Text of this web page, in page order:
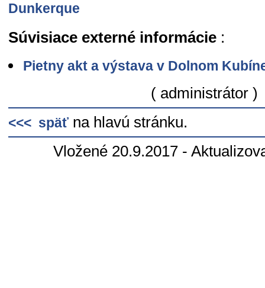
Dunkerque
Súvisiace externé informácie :
Pietny akt a výstava v Dolnom
( administrátor )
<<< späť na hlavú stránku.
Vložené 20.9.2017 -